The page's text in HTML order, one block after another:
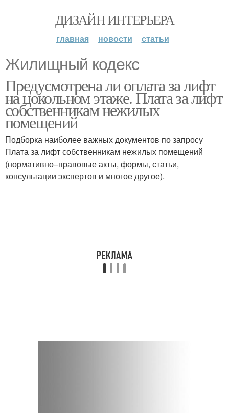
ДИЗАЙН ИНТЕРЬЕРА
главная новости статьи
Жилищный кодекс
Предусмотрена ли оплата за лифт
на цокольном этаже. Плата за лифт
собственникам нежилых
помещений
Подборка наиболее важных документов по запросу
Плата за лифт собственникам нежилых помещений
(нормативно–правовые акты, формы, статьи,
консультации экспертов и многое другое).